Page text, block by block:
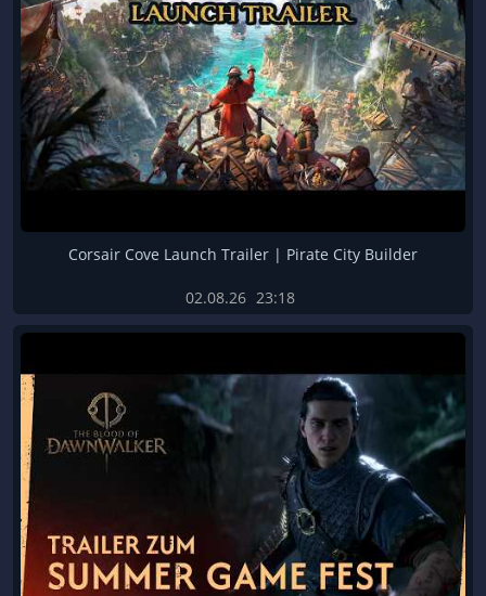
Corsair Cove Launch Trailer | Pirate City Builder
02.08.26 23:18